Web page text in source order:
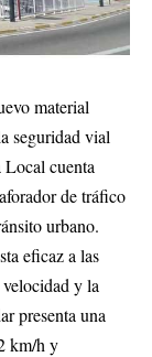
material
seguridad vial
cuenta
de tráfico
urbano.
eficaz a las
velocidad y la
presenta una
km/h y